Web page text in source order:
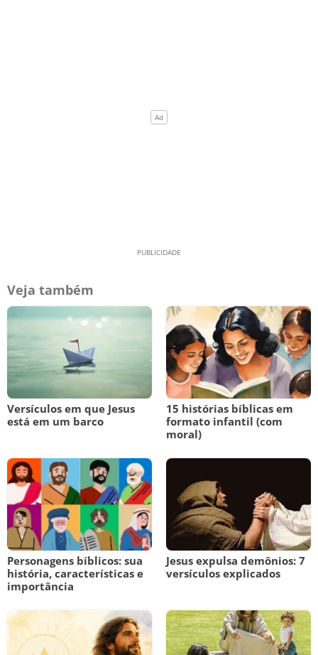
Veja também
Versículos em que Jesus
está em um barco
15 histórias bíblicas em
formato infantil (com
moral)
Personagens bíblicos: sua
história, características e
importância
Jesus expulsa demônios: 7
versículos explicados